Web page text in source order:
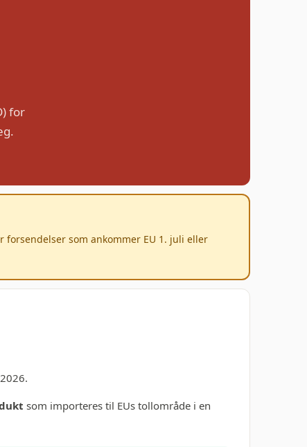
for
som ankommer EU 1. juli eller
som importeres til EUs tollområde i en